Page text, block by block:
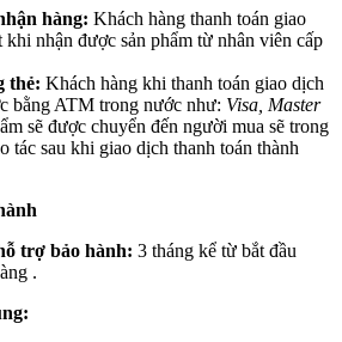
hàng: Khách hàng thanh toán giao
khi nhận được sản phẩm từ nhân viên cấp
thẻ: Khách hàng khi thanh toán giao dịch
bằng ATM trong nước như: Visa, Master
sẽ được chuyển đến người mua sẽ trong
tác sau khi giao dịch thanh toán thành
trợ bảo hành: 3 tháng kể từ bắt đầu
.